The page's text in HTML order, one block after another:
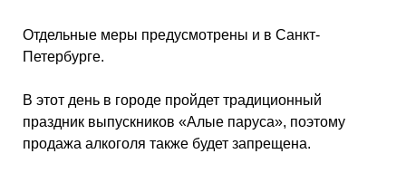
Отдельные меры предусмотрены и в Санкт-
Петербурге.
В этот день в городе пройдет традиционный
праздник выпускников «Алые паруса», поэтому
продажа алкоголя также будет запрещена.